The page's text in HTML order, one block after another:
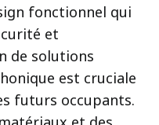
fonctionnel qui
et
de solutions
est cruciale
futurs occupants.